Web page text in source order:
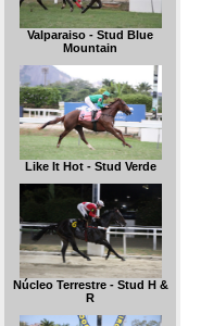
Valparaiso - Stud Blue
Mountain
Like It Hot - Stud Verde
Núcleo Terrestre - Stud H &
R